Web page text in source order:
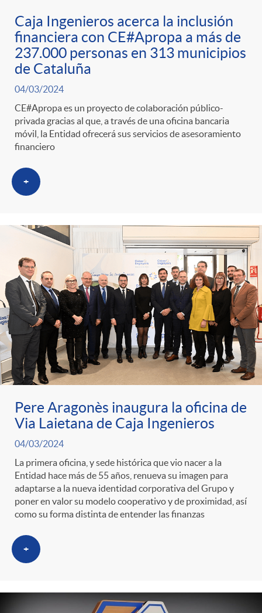
Caja Ingenieros acerca la inclusión
financiera con CE#Apropa a más de
237.000 personas en 313 municipios
de Cataluña
04/03/2024
CE#Apropa es un proyecto de colaboración público-
privada gracias al que, a través de una oficina bancaria
móvil, la Entidad ofrecerá sus servicios de asesoramiento
financiero
+
Pere Aragonès inaugura la oficina de
Via Laietana de Caja Ingenieros
04/03/2024
La primera oficina, y sede histórica que vio nacer a la
Entidad hace más de 55 años, renueva su imagen para
adaptarse a la nueva identidad corporativa del Grupo y
poner en valor su modelo cooperativo y de proximidad, así
como su forma distinta de entender las finanzas
+